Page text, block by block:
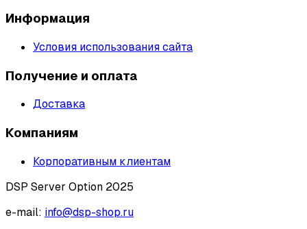
Информация
Условия использования сайта
Получение и оплата
Доставка
Компаниям
Корпоративным клиентам
DSP Server Option 2025
e-mail: info@dsp-shop.ru